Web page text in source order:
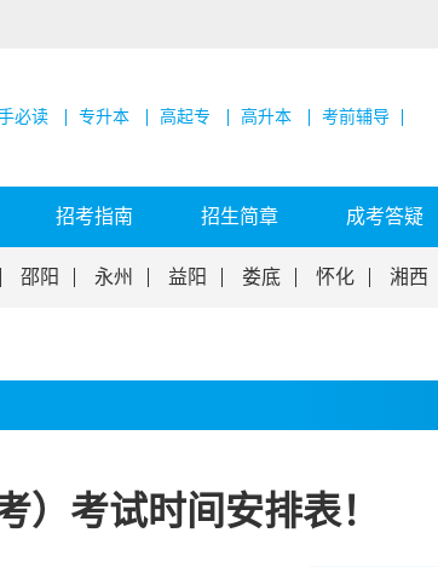
必读 专升本 高起专 高升本 考前辅导
招考指南 招生简章 成考答疑
邵阳 永州 益阳 娄底 怀化 湘西
）考试时间安排表！